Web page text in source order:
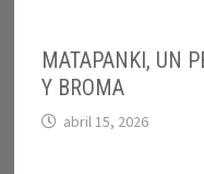
MATAPANKI, UN
Y BROMA
abril 15, 2026